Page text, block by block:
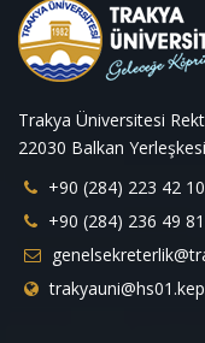
Trakya Üniversitesi
22030 Balkan
+90 (284) 223 42
+90 (284) 236 49